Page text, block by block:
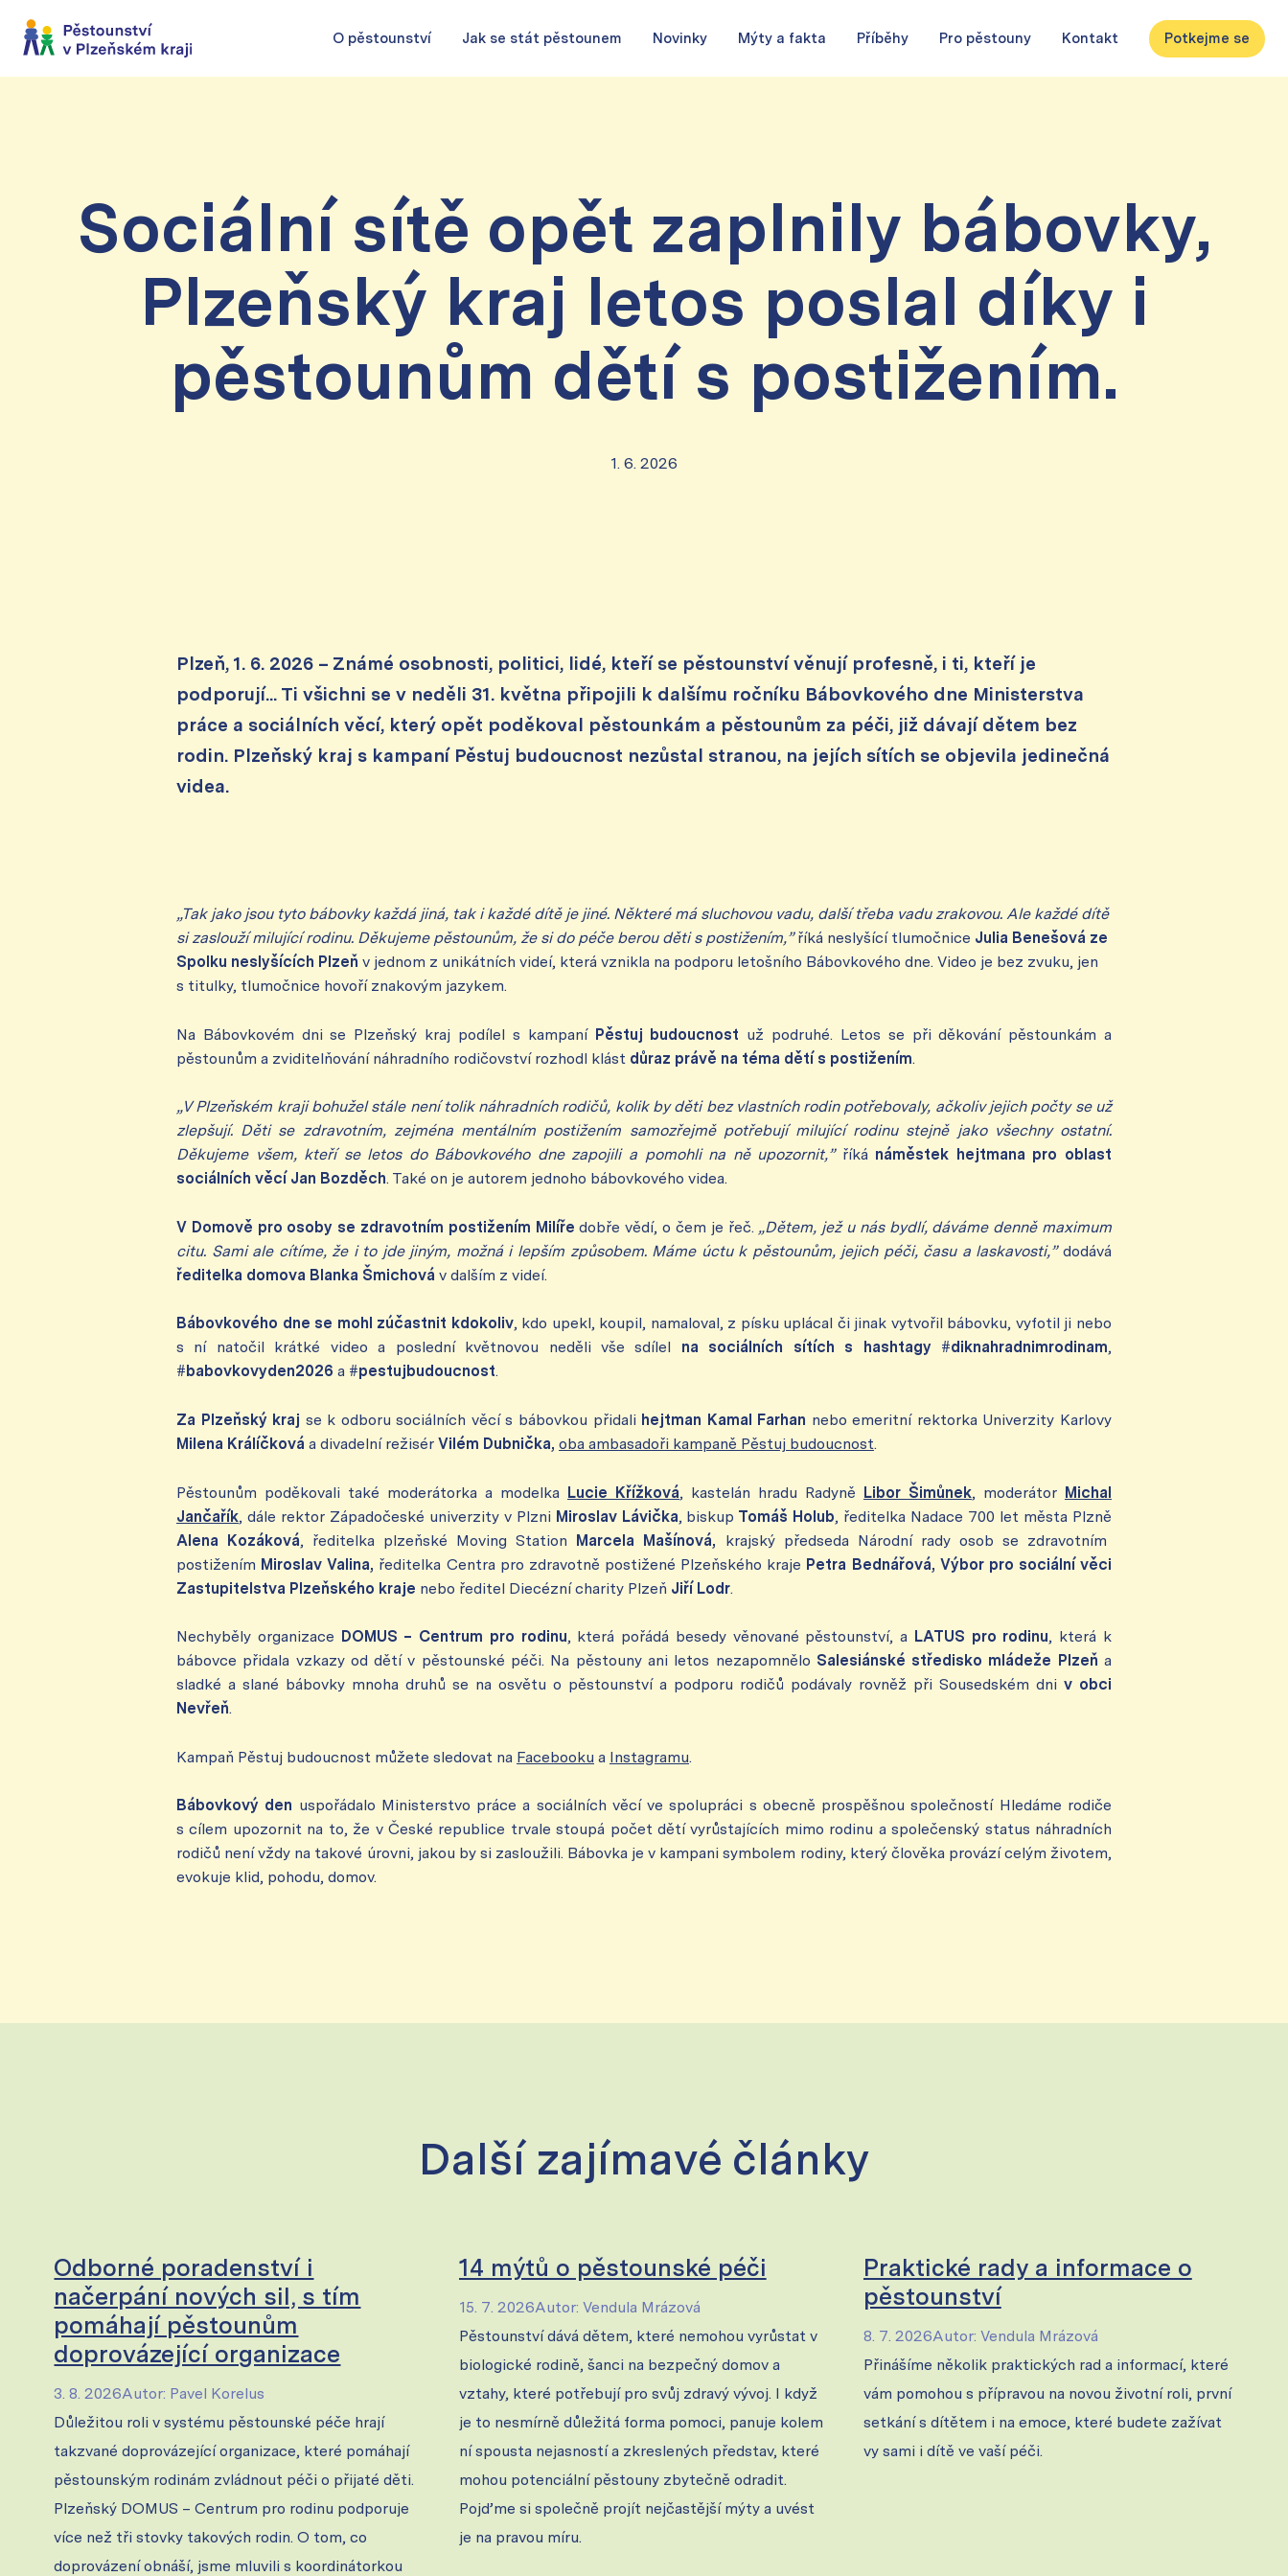
O pěstounství Jak se stát pěstounem Novinky Mýty a fakta Příběhy Pro pěstouny Kontakt Potkejme se
Sociální sítě opět zaplnily bábovky,
Plzeňský kraj letos poslal díky i
pěstounům dětí s postižením.
1. 6. 2026
Plzeň, 1. 6. 2026 – Známé osobnosti, politici, lidé, kteří se pěstounství věnují profesně, i ti, kteří je
podporují... Ti všichni se v neděli 31. května připojili k dalšímu ročníku Bábovkového dne Ministerstva
práce a sociálních věcí, který opět poděkoval pěstounkám a pěstounům za péči, již dávají dětem bez
rodin. Plzeňský kraj s kampaní Pěstuj budoucnost nezůstal stranou, na jejích sítích se objevila jedinečná
videa.
„Tak jako jsou tyto bábovky každá jiná, tak i každé dítě je jiné. Některé má sluchovou vadu, další třeba vadu zrakovou. Ale každé dítě
si zaslouží milující rodinu. Děkujeme pěstounům, že si do péče berou děti s postižením,”říká neslyšící tlumočnice Julia Benešová ze
Spolku neslyšících Plzeň v jednom z unikátních videí, která vznikla na podporu letošního Bábovkového dne. Video je bez zvuku, jen
s titulky, tlumočnice hovoří znakovým jazykem.
Na Bábovkovém dni se Plzeňský kraj podílel s kampaní Pěstuj budoucnost už podruhé. Letos se při děkování pěstounkám a
pěstounům a zviditelňování náhradního rodičovství rozhodl klást důraz právě na téma dětí s postižením.
„V Plzeňském kraji bohužel stále není tolik náhradních rodičů, kolik by děti bez vlastních rodin potřebovaly, ačkoliv jejich počty se už
zlepšují. Děti se zdravotním, zejména mentálním postižením samozřejmě potřebují milující rodinu stejně jako všechny ostatní.
Děkujeme všem, kteří se letos do Bábovkového dne zapojili a pomohli na ně upozornit,” říká náměstek hejtmana pro oblast
sociálních věcí Jan Bozděch. Také on je autorem jednoho bábovkového videa.
V Domově pro osoby se zdravotním postižením Milíře dobře vědí, o čem je řeč. „Dětem, jež u nás bydlí, dáváme denně maximum
citu. Sami ale cítíme, že i to jde jiným, možná i lepším způsobem. Máme úctu k pěstounům, jejich péči, času a laskavosti,”dodává
ředitelka domova Blanka Šmichová v dalším z videí.
Bábovkového dne se mohl zúčastnit kdokoliv, kdo upekl, koupil, namaloval, z písku uplácal či jinak vytvořil bábovku, vyfotil ji nebo
s ní natočil krátké video a poslední květnovou neděli vše sdílel na sociálních sítích s hashtagy #diknahradnimrodinam,
#babovkovyden2026 a #pestujbudoucnost.
Za Plzeňský kraj se k odboru sociálních věcí s bábovkou přidali hejtman Kamal Farhan nebo emeritní rektorka Univerzity Karlovy
Milena Králíčková a divadelní režisér Vilém Dubnička, oba ambasadoři kampaně Pěstuj budoucnost.
Pěstounům poděkovali také moderátorka a modelka Lucie Křížková, kastelán hradu Radyně Libor Šimůnek, moderátor Michal
Jančařík, dále rektor Západočeské univerzity v Plzni Miroslav Lávička, biskup Tomáš Holub, ředitelka Nadace 700 let města Plzně
Alena Kozáková, ředitelka plzeňské Moving Station Marcela Mašínová, krajský předseda Národní rady osob se zdravotním
postižením Miroslav Valina, ředitelka Centra pro zdravotně postižené Plzeňského kraje Petra Bednářová, Výbor pro sociální věci
Zastupitelstva Plzeňského kraje nebo ředitel Diecézní charity Plzeň Jiří Lodr.
Nechyběly organizace DOMUS – Centrum pro rodinu, která pořádá besedy věnované pěstounství, a LATUS pro rodinu, která k
bábovce přidala vzkazy od dětí v pěstounské péči. Na pěstouny ani letos nezapomnělo Salesiánské středisko mládeže Plzeň a
sladké a slané bábovky mnoha druhů se na osvětu o pěstounství a podporu rodičů podávaly rovněž při Sousedském dni v obci
Nevřeň.
Kampaň Pěstuj budoucnost můžete sledovat na Facebooku a Instagramu.
Bábovkový den uspořádalo Ministerstvo práce a sociálních věcí ve spolupráci s obecně prospěšnou společností Hledáme rodiče
s cílem upozornit na to, že v České republice trvale stoupá počet dětí vyrůstajících mimo rodinu a společenský status náhradních
rodičů není vždy na takové úrovni, jakou by si zasloužili. Bábovka je v kampani symbolem rodiny, který člověka provází celým životem,
evokuje klid, pohodu, domov.
Další zajímavé články
Odborné poradenství i
načerpání nových sil, s tím
pomáhají pěstounům
doprovázející organizace
3. 8. 2026Autor: Pavel Korelus
Důležitou roli v systému pěstounské péče hrají
takzvané doprovázející organizace, které pomáhají
pěstounským rodinám zvládnout péči o přijaté děti.
Plzeňský DOMUS – Centrum pro rodinu podporuje
více než tři stovky takových rodin. O tom, co
doprovázení obnáší, jsme mluvili s koordinátorkou
14 mýtů o pěstounské péči
15. 7. 2026Autor: Vendula Mrázová
Pěstounství dává dětem, které nemohou vyrůstat v
biologické rodině, šanci na bezpečný domov a
vztahy, které potřebují pro svůj zdravý vývoj. I když
je to nesmírně důležitá forma pomoci, panuje kolem
ní spousta nejasností a zkreslených představ, které
mohou potenciální pěstouny zbytečně odradit.
Pojďme si společně projít nejčastější mýty a uvést
je na pravou míru.
Praktické rady a informace o
pěstounství
8. 7. 2026Autor: Vendula Mrázová
Přinášíme několik praktických rad a informací, které
vám pomohou s přípravou na novou životní roli, první
setkání s dítětem i na emoce, které budete zažívat
vy sami i dítě ve vaší péči.